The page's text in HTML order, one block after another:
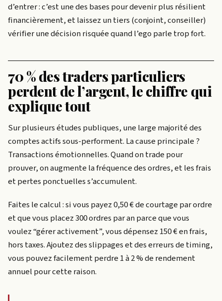
d’entrer : c’est une des bases pour devenir plus résilient
financièrement, et laissez un tiers (conjoint, conseiller)
vérifier une décision risquée quand l’ego parle trop fort.
70 % des traders particuliers
perdent de l’argent, le chiffre qui
explique tout
Sur plusieurs études publiques, une large majorité des
comptes actifs sous-performent. La cause principale ?
Transactions émotionnelles. Quand on trade pour
prouver, on augmente la fréquence des ordres, et les frais
et pertes ponctuelles s’accumulent.
Faites le calcul : si vous payez 0,50 € de courtage par ordre
et que vous placez 300 ordres par an parce que vous
voulez “gérer activement”, vous dépensez 150 € en frais,
hors taxes. Ajoutez des slippages et des erreurs de timing,
vous pouvez facilement perdre 1 à 2 % de rendement
annuel pour cette raison.